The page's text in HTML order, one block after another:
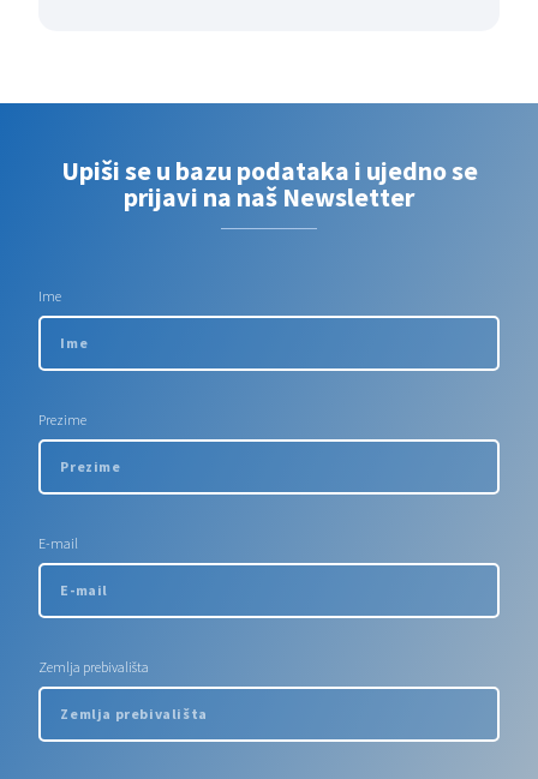
Upiši se u bazu podataka i ujedno se
prijavi na naš Newsletter
Ime
Prezime
E-mail
Zemlja prebivališta